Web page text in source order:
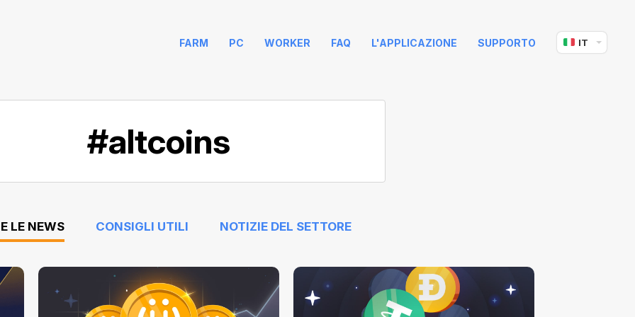
FARM PC WORKER FAQ L'APPLICAZIONE SUPPORTO IT
#altcoins
LE NEWS CONSIGLI UTILI NOTIZIE DEL SETTORE